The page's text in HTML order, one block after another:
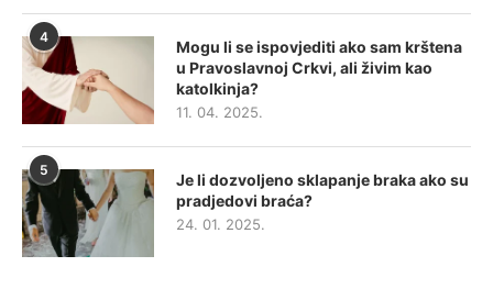
4
Mogu li se ispovjediti ako sam krštena
u Pravoslavnoj Crkvi, ali živim kao
katolkinja?
11. 04. 2025.
5
Je li dozvoljeno sklapanje braka ako su
pradjedovi braća?
24. 01. 2025.